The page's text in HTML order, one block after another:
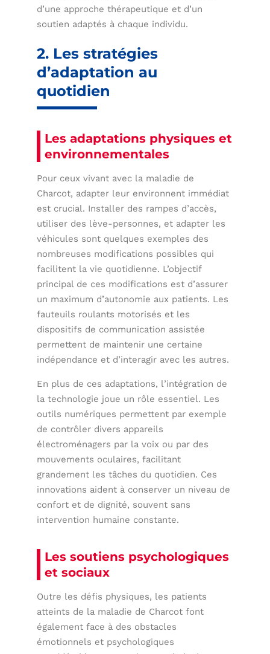
d’une approche thérapeutique et d’un
soutien adaptés à chaque individu.
2. Les stratégies
d’adaptation au
quotidien
Les adaptations physiques et
environnementales
Pour ceux vivant avec la maladie de
Charcot, adapter leur environnent immédiat
est crucial. Installer des rampes d’accès,
utiliser des lève-personnes, et adapter les
véhicules sont quelques exemples des
nombreuses modifications possibles qui
facilitent la vie quotidienne. L’objectif
principal de ces modifications est d’assurer
un maximum d’autonomie aux patients. Les
fauteuils roulants motorisés et les
dispositifs de communication assistée
permettent de maintenir une certaine
indépendance et d’interagir avec les autres.
En plus de ces adaptations, l’intégration de
la technologie joue un rôle essentiel. Les
outils numériques permettent par exemple
de contrôler divers appareils
électroménagers par la voix ou par des
mouvements oculaires, facilitant
grandement les tâches du quotidien. Ces
innovations aident à conserver un niveau de
confort et de dignité, souvent sans
intervention humaine constante.
Les soutiens psychologiques
et sociaux
Outre les défis physiques, les patients
atteints de la maladie de Charcot font
également face à des obstacles
émotionnels et psychologiques